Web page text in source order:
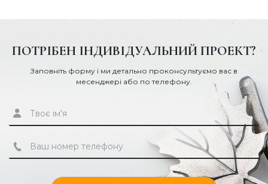
ПОТРІБЕН ІНДИВІДУАЛЬНИЙ ПРОЕКТ?
Заповніть форму і ми детально проконсультуємо вас в
месенджері або по телефону.